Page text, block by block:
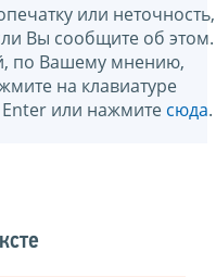
или неточность,
Вы сообщите об этом.
по Вашему мнению,
на клавиатуре
или нажмите сюда.